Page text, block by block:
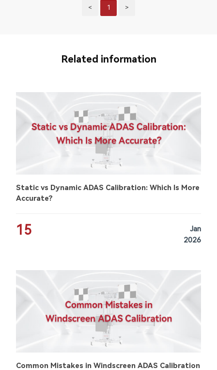
< 1 >
Related information
Static vs Dynamic ADAS Calibration: Which Is More
Accurate?
15
Jan
2026
Common Mistakes in Windscreen ADAS Calibration